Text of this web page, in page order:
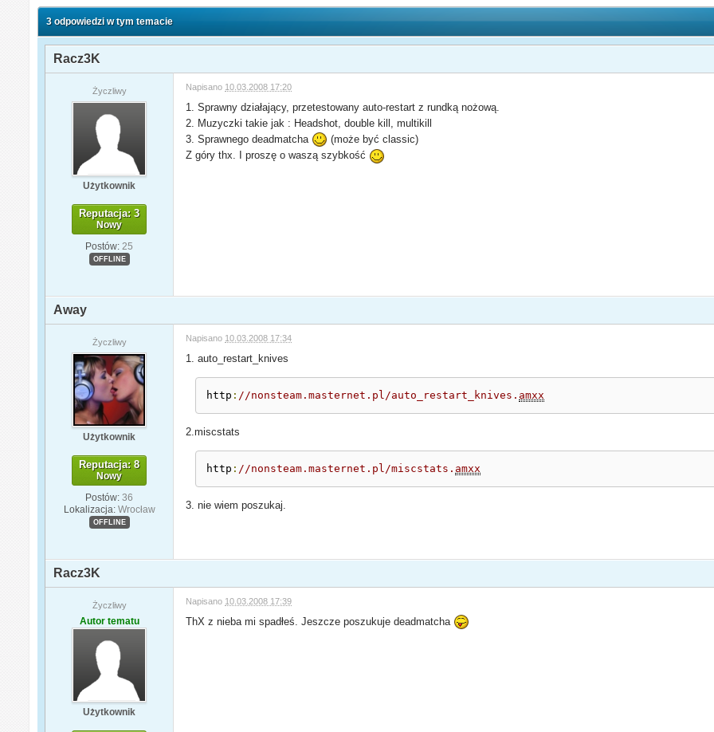
3 odpowiedzi w tym temacie
Racz3K
Życzliwy
Użytkownik
Reputacja: 3
Nowy
Postów: 25
OFFLINE
Napisano 10.03.2008 17:20
1. Sprawny działający, przetestowany auto-restart z rundką nożową.
2. Muzyczki takie jak : Headshot, double kill, multikill
3. Sprawnego deadmatcha
(może być classic)
Z góry thx. I proszę o waszą szybkość
Away
Życzliwy
Użytkownik
Reputacja: 8
Nowy
Postów: 36
Lokalizacja: Wrocław
OFFLINE
Napisano 10.03.2008 17:34
1. auto_restart_knives
http : //nonsteam.masternet.pl/auto_restart_knives. amxx
2.miscstats
http : //nonsteam.masternet.pl/miscstats. amxx
3. nie wiem poszukaj.
Racz3K
Życzliwy
Autor tematu
Użytkownik
Napisano 10.03.2008 17:39
ThX z nieba mi spadłeś. Jeszcze poszukuje deadmatcha